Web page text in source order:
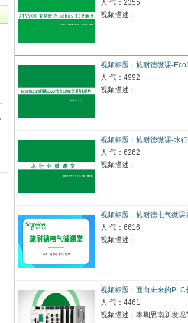
人 气：2355
视频描述：
视频标题：施耐德微课-
人 气：4992
视频描述：
视频标题：施耐德微课-水
人 气：6262
视频描述：
视频标题：施耐德电气微课
人 气：6616
视频描述：
视频标题：面向未来的PLC
人 气：4461
视频描述：本期思南新发